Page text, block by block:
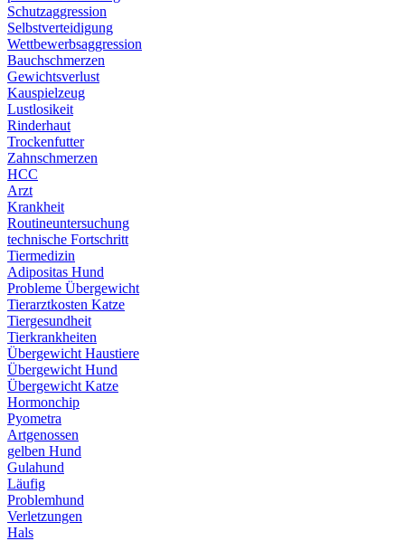
Schutzaggression
Selbstverteidigung
Wettbewerbsaggression
Bauchschmerzen
Gewichtsverlust
Kauspielzeug
Lustlosikeit
Rinderhaut
Trockenfutter
Zahnschmerzen
HCC
Arzt
Krankheit
Routineuntersuchung
technische Fortschritt
Tiermedizin
Adipositas Hund
Probleme Übergewicht
Tierarztkosten Katze
Tiergesundheit
Tierkrankheiten
Übergewicht Haustiere
Übergewicht Hund
Übergewicht Katze
Hormonchip
Pyometra
Artgenossen
gelben Hund
Gulahund
Läufig
Problemhund
Verletzungen
Hals